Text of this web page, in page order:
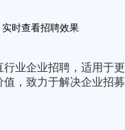
时查看招聘效果
业企业招聘，适用于更
，致力于解决企业招募